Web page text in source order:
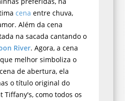
cena entre chuva,
Além da cena
na sacada cantando o
River. Agora, a cena
melhor simboliza o
de abertura, ela
o título original do
Tiffany's, como todos os